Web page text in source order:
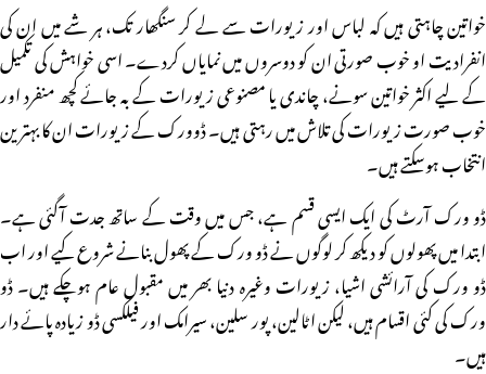
خواتین چاہتی ہیں کہ لباس اور زیورات سے لے کر سنگھار تک، ہر شے میں ان کی
انفرادیت او خوب صورتی ان کو دوسروں میں نمایاں کردے۔ اسی خواہش کی تکمیل
کے لیے اکثر خواتین سونے، چاندی یا مصنوعی زیورات کے بہ جائے کچھ منفرد اور
خوب صورت زیورات کی تلاش میں رہتی ہیں۔ ڈوورک کے زیورات ان کا بہترین
انتخاب ہوسکتے ہیں۔
ڈو ورک آرٹ کی ایک ایسی قسم ہے، جس میں وقت کے ساتھ جدت آگئی ہے۔
ابتدا میں پھولوں کو دیکھ کر لوگوں نے ڈو ورک کے پھول بنانے شروع کیے اور اب
ڈو ورک کی آرائشی اشیا، زیورات وغیرہ دنیا بھر میں مقبول عام ہوچکے ہیں۔ ڈو
ورک کی کئی اقسام ہیں، لیکن اٹالین، پور سلین، سیرامک اور فیلکسی ڈو زیادہ پائے دار
ہیں۔